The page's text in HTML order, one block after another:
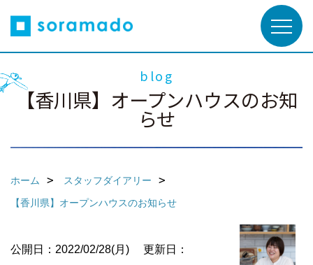
blog
【香川県】オープンハウスのお知
らせ
ホーム
スタッフダイアリー
【香川県】オープンハウスのお知らせ
公開日：2022/02/28(月)
更新日：